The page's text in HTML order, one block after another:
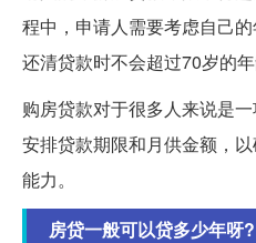
程中，申请人需要考虑自己
还清贷款时不会超过70岁的年
购房贷款对于很多人来说是
安排贷款期限和月供金额，
能力。
房贷一般可以贷多少年呀?